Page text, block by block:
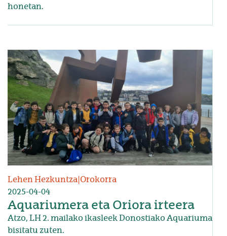
honetan.
Irudia
Lehen Hezkuntza|Orokorra
2025-04-04
Aquariumera eta Oriora irteera
Atzo, LH 2. mailako ikasleek Donostiako Aquariuma
bisitatu zuten.